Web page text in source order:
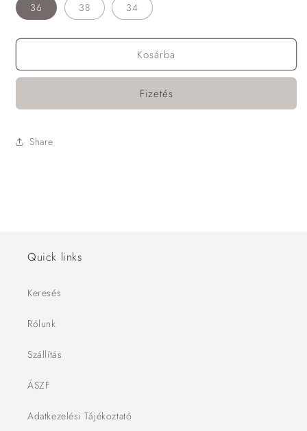
36 38 34
Kosárba
Fizetés
Share
Quick links
Keresés
Rólunk
Szállítás
ÁSZF
Adatkezelési Tájékoztató